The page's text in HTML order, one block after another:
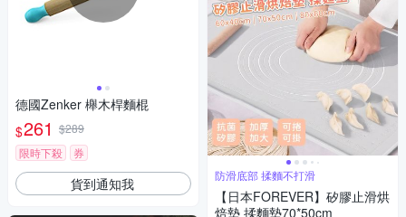
德國Zenker 櫸木桿麵棍
$261 $289
限時下殺
券
貨到通知我 防滑底部 揉麵不打滑
【日本FOREVER】矽膠止滑烘
焙墊 揉麵墊70*50cm